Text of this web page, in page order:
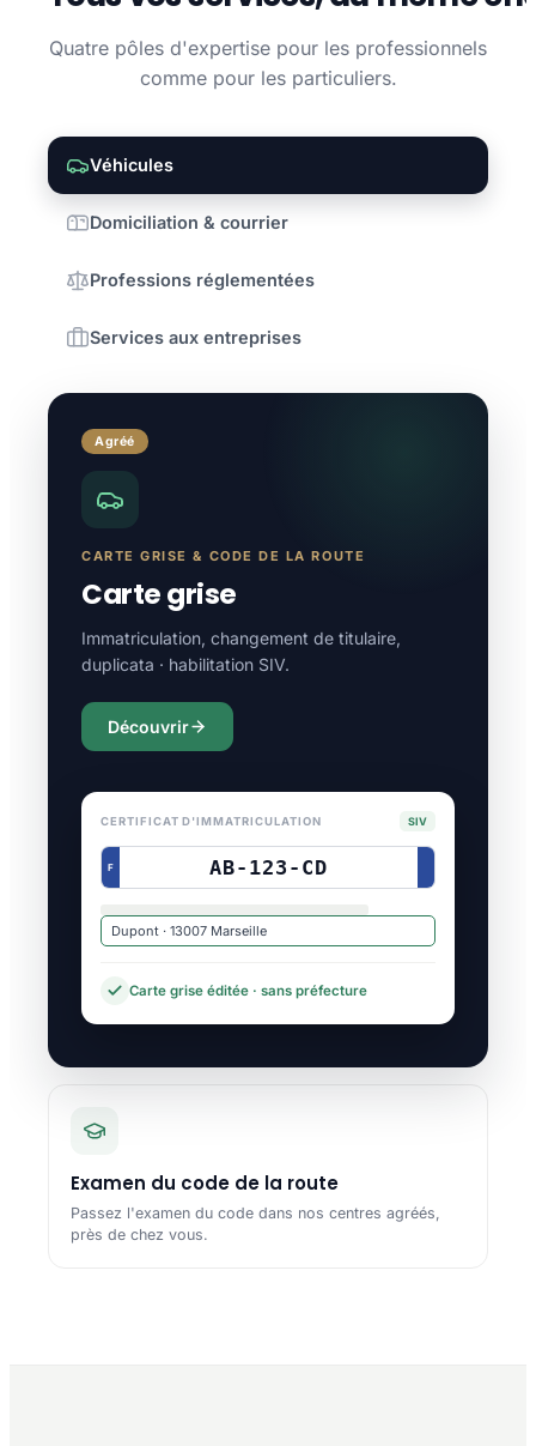
Quatre pôles d'expertise pour les professionnels
comme pour les particuliers.
Véhicules
Domiciliation & courrier
Professions réglementées
Services aux entreprises
Agréé
CARTE GRISE & CODE DE LA ROUTE
Carte grise
Immatriculation, changement de titulaire,
duplicata · habilitation SIV.
Découvrir
CERTIFICAT D'IMMATRICULATION SIV
F AB-123-CD
Dupont · 13007 Marseille
Carte grise éditée · sans préfecture
Examen du code de la route
Passez l'examen du code dans nos centres agréés,
près de chez vous.